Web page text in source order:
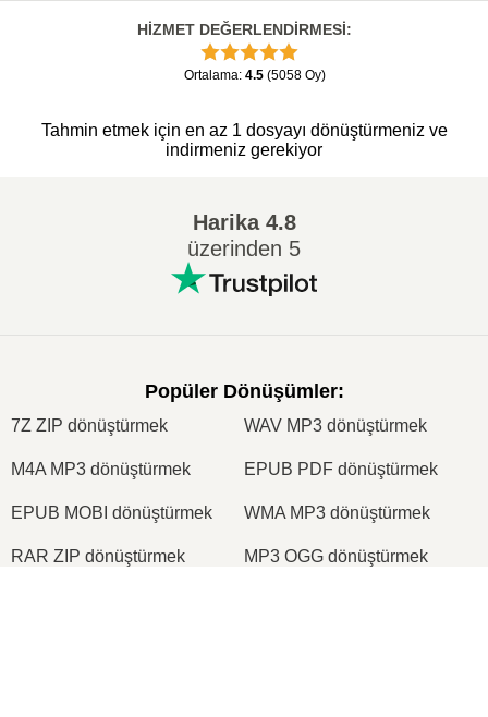
HİZMET DEĞERLENDİRMESİ:
Ortalama: 4.5 (5058 Oy)
Tahmin etmek için en az 1 dosyayı dönüştürmeniz ve
indirmeniz gerekiyor
Harika4.8
üzerinden 5
Popüler Dönüşümler:
7Z ZIP dönüştürmek WAV MP3 dönüştürmek
M4A MP3 dönüştürmek EPUB PDF dönüştürmek
EPUB MOBI dönüştürmek WMA MP3 dönüştürmek
RAR ZIP dönüştürmek MP3 OGG dönüştürmek